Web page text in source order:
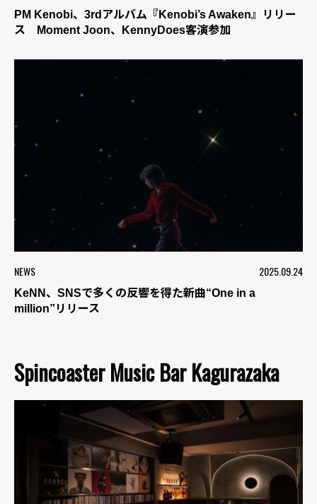
PM Kenobi、3rdアルバム『Kenobi’s Awaken』リリー
ス Moment Joon、KennyDoes客演参加
NEWS 2025.09.24
KeNN、SNSで多くの反響を得た新曲“One in a
million”リリース
Spincoaster Music Bar Kagurazaka